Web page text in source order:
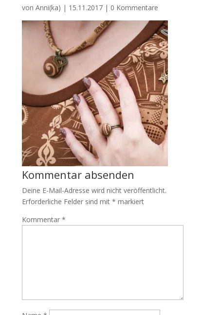
von Anni(ka) | 15.11.2017| 0 Kommentare
Kommentar absenden
Deine E-Mail-Adresse wird nicht veröffentlicht.
Erforderliche Felder sind mit * markiert
Kommentar *